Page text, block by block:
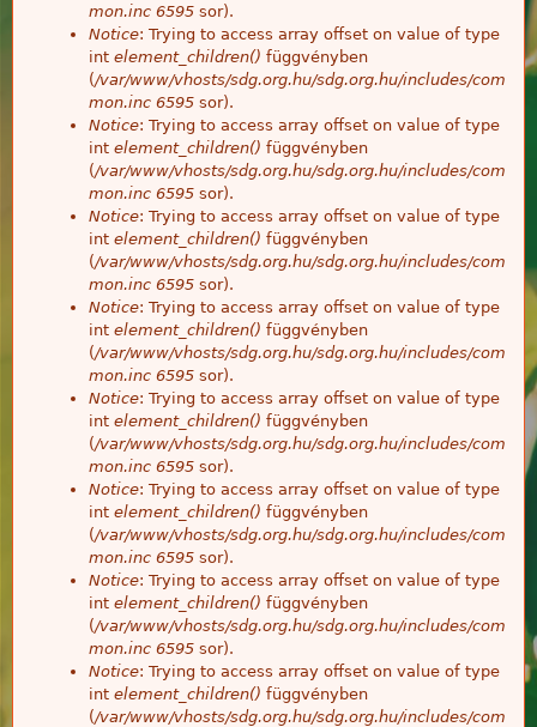
mon.inc 6595 sor).
Notice: Trying to access array offset on value of type
int element_children() függvényben
(/var/www/vhosts/sdg.org.hu/sdg.org.hu/includes/com
mon.inc 6595 sor).
Notice: Trying to access array offset on value of type
int element_children() függvényben
(/var/www/vhosts/sdg.org.hu/sdg.org.hu/includes/com
mon.inc 6595 sor).
Notice: Trying to access array offset on value of type
int element_children() függvényben
(/var/www/vhosts/sdg.org.hu/sdg.org.hu/includes/com
mon.inc 6595 sor).
Notice: Trying to access array offset on value of type
int element_children() függvényben
(/var/www/vhosts/sdg.org.hu/sdg.org.hu/includes/com
mon.inc 6595 sor).
Notice: Trying to access array offset on value of type
int element_children() függvényben
(/var/www/vhosts/sdg.org.hu/sdg.org.hu/includes/com
mon.inc 6595 sor).
Notice: Trying to access array offset on value of type
int element_children() függvényben
(/var/www/vhosts/sdg.org.hu/sdg.org.hu/includes/com
mon.inc 6595 sor).
Notice: Trying to access array offset on value of type
int element_children() függvényben
(/var/www/vhosts/sdg.org.hu/sdg.org.hu/includes/com
mon.inc 6595 sor).
Notice: Trying to access array offset on value of type
int element_children() függvényben
(/var/www/vhosts/sdg.org.hu/sdg.org.hu/includes/com